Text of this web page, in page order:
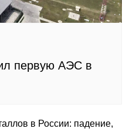
первую АЭС в